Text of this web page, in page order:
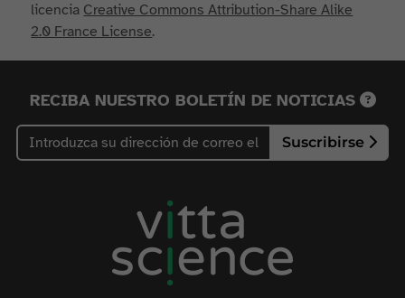
licencia Creative Commons Attribution-Share Alike
2.0 France License.
RECIBA NUESTRO BOLETÍN DE NOTICIAS
Suscribirse